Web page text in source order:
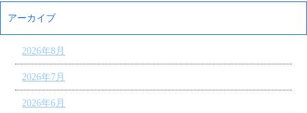
アーカイブ
2026年8月
2026年7月
2026年6月